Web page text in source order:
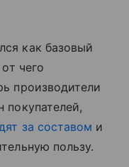
как базовый
чего
производители
покупателей,
за составом и
пользу.